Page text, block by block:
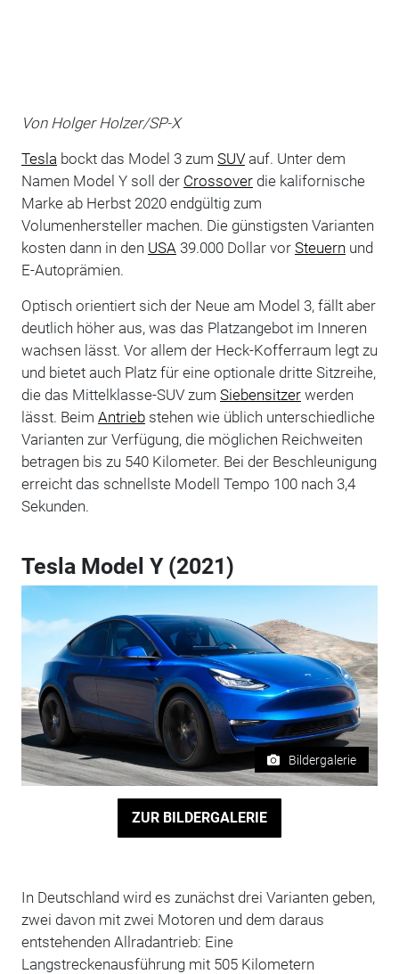
Von Holger Holzer/SP-X
Tesla bockt das Model 3 zum SUVauf. Unter dem
Namen Model Y soll der Crossoverdie kalifornische
Marke ab Herbst 2020 endgültig zum
Volumenhersteller machen. Die günstigsten Varianten
kosten dann in den USA 39.000 Dollar vor Steuern und
E-Autoprämien.
Optisch orientiert sich der Neue am Model 3, fällt aber
deutlich höher aus, was das Platzangebot im Inneren
wachsen lässt. Vor allem der Heck-Kofferraum legt zu
und bietet auch Platz für eine optionale dritte Sitzreihe,
die das Mittelklasse-SUV zum Siebensitzerwerden
lässt. Beim Antriebstehen wie üblich unterschiedliche
Varianten zur Verfügung, die möglichen Reichweiten
betragen bis zu 540 Kilometer. Bei der Beschleunigung
erreicht das schnellste Modell Tempo 100 nach 3,4
Sekunden.
Tesla Model Y (2021)
Bildergalerie
ZUR BILDERGALERIE
In Deutschland wird es zunächst drei Varianten geben,
zwei davon mit zwei Motoren und dem daraus
entstehenden Allradantrieb: Eine
Langstreckenausführung mit 505 Kilometern